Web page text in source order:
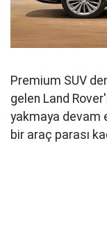
Premium SUV
gelen Land
yakmaya devam
bir araç parası